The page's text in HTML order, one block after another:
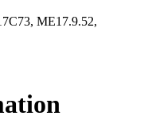
ME17.9.52,